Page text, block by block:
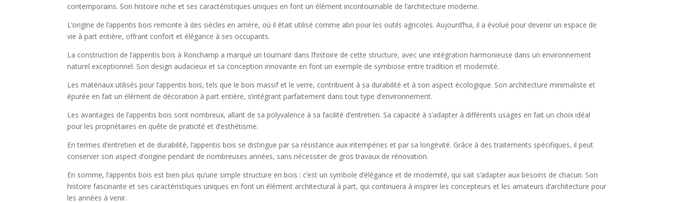
contemporains. Son histoire riche et ses caractéristiques uniques en font un élément incontournable de l’architecture moderne.
L’origine de l’appentis bois remonte à des siècles en arrière, où il était utilisé comme abri pour les outils agricoles. Aujourd’hui, il a évolué pour devenir un espace de
vie à part entière, offrant confort et élégance à ses occupants.
La construction de l’appentis bois à Ronchamp a marqué un tournant dans l’histoire de cette structure, avec une intégration harmonieuse dans un environnement
naturel exceptionnel. Son design audacieux et sa conception innovante en font un exemple de symbiose entre tradition et modernité.
Les matériaux utilisés pour l’appentis bois, tels que le bois massif et le verre, contribuent à sa durabilité et à son aspect écologique. Son architecture minimaliste et
épurée en fait un élément de décoration à part entière, s’intégrant parfaitement dans tout type d’environnement.
Les avantages de l’appentis bois sont nombreux, allant de sa polyvalence à sa facilité d’entretien. Sa capacité à s’adapter à différents usages en fait un choix idéal
pour les propriétaires en quête de praticité et d’esthétisme.
En termes d’entretien et de durabilité, l’appentis bois se distingue par sa résistance aux intempéries et par sa longévité. Grâce à des traitements spécifiques, il peut
conserver son aspect d’origine pendant de nombreuses années, sans nécessiter de gros travaux de rénovation.
En somme, l’appentis bois est bien plus qu’une simple structure en bois : c’est un symbole d’élégance et de modernité, qui sait s’adapter aux besoins de chacun. Son
histoire fascinante et ses caractéristiques uniques en font un élément architectural à part, qui continuera à inspirer les concepteurs et les amateurs d’architecture pour
les années à venir.